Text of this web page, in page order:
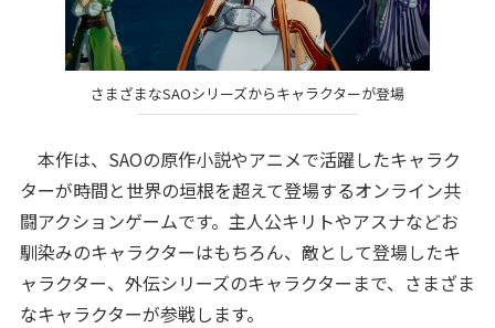
さまざまなSAOシリーズからキャラクターが登場
本作は、SAOの原作小説やアニメで活躍したキャラク
ターが時間と世界の垣根を超えて登場するオンライン共
闘アクションゲームです。主人公キリトやアスナなどお
馴染みのキャラクターはもちろん、敵として登場したキ
ャラクター、外伝シリーズのキャラクターまで、さまざま
なキャラクターが参戦します。